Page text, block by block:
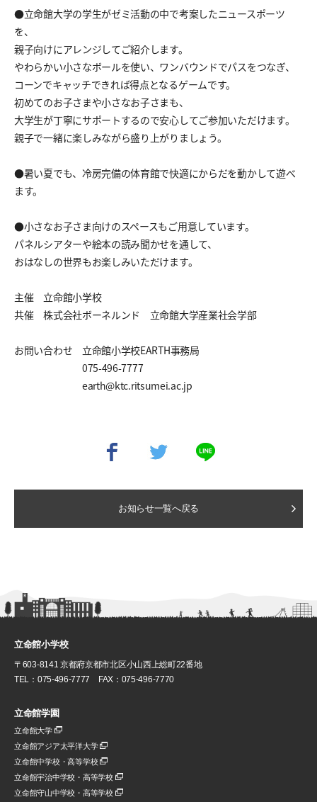
●立命館大学の学生がゼミ活動の中で考案したニュースポーツ
を、
親子向けにアレンジしてご紹介します。
やわらかい小さなボールを使い、ワンバウンドでパスをつなぎ、
コーンでキャッチできれば得点となるゲームです。
初めてのお子さまや小さなお子さまも、
大学生が丁寧にサポートするので安心してご参加いただけます。
親子で一緒に楽しみながら盛り上がりましょう。
●暑い夏でも、冷房完備の体育館で快適にからだを動かして遊べ
ます。
●小さなお子さま向けのスペースもご用意しています。
パネルシアターや絵本の読み聞かせを通して、
おはなしの世界もお楽しみいただけます。
主催 立命館小学校
共催 株式会社ボーネルンド 立命館大学産業社会学部
お問い合わせ 立命館小学校EARTH事務局
075-496-7777
earth@ktc.ritsumei.ac.jp
お知らせ一覧へ戻る
立命館小学校
〒603-8141 京都府京都市北区小山西上総町22番地
TEL：075-496-7777 FAX：075-496-7770
立命館学園
立命館大学
立命館アジア太平洋大学
立命館中学校・高等学校
立命館宇治中学校・高等学校
立命館守山中学校・高等学校